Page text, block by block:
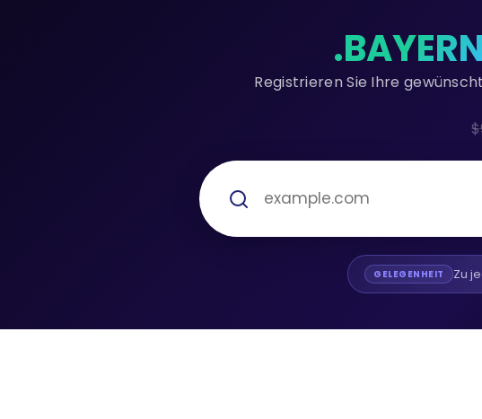
.BAYERN
Registrieren Sie Ihre
GELEGENHEIT Zu